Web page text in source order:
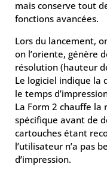
mais conserve tout
fonctions avancées.
Lors du lancement,
on l’oriente, génère
résolution (hauteur
Le logiciel indique la
le temps
La Form 2 chauffe la
spécifique avant de
cartouches étant
l’utilisateur n’a pas
d’impression.